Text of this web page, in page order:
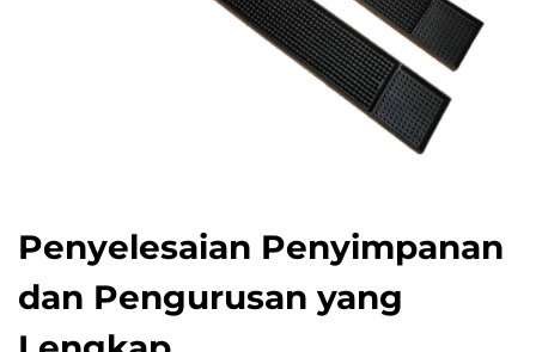
Penyelesaian Penyimpanan
dan Pengurusan yang